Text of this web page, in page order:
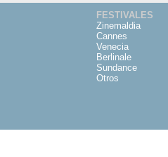
FESTIVALES
Zinemaldia
Cannes
Venecia
Berlinale
Sundance
Otros